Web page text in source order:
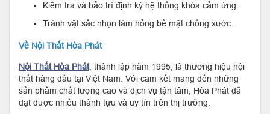
Kiểm tra và bảo trì định kỳ hệ thống khóa cảm ứng.
Tránh vật sắc nhọn làm hỏng bề mặt chống xước.
Về Nội Thất Hòa Phát
Nội Thất Hòa Phát, thành lập năm 1995, là thương hiệu nội
thất hàng đầu tại Việt Nam. Với cam kết mang đến những
sản phẩm chất lượng cao và dịch vụ tận tâm, Hòa Phát đã
đạt được nhiều thành tựu và uy tín trên thị trường.